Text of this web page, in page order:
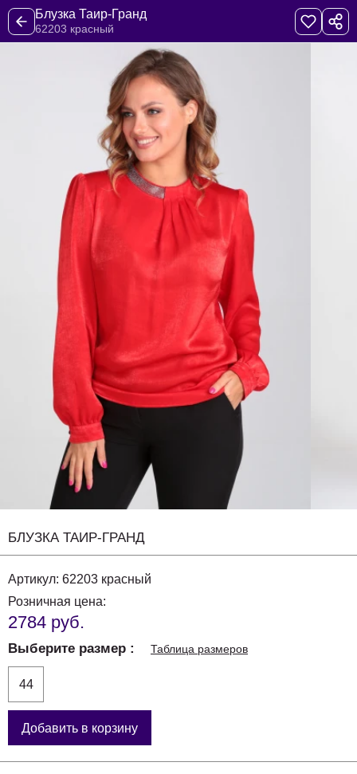
Блузка Таир-Гранд
62203 красный
БЛУЗКА ТАИР-ГРАНД
Артикул: 62203 красный
Розничная цена:
2784 руб.
Выберите размер Таблица размеров
44
Добавить в корзину